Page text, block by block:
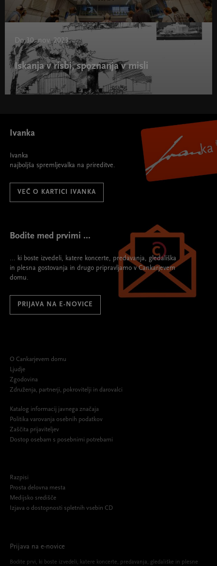
Do 30. nov. 2023
Iskanja v risbi, spoznanja v misli
Ivanka
Ivanka
najboljša spremljevalka na prireditve.
VEČ O KARTICI IVANKA
Bodite med prvimi ...
... ki boste izvedeli, katere koncerte, predavanja, gledališka
in plesna gostovanja in drugo pripravljamo v Cankarjevem
domu.
PRIJAVA NA E-NOVICE
O Cankarjevem domu
Ljudje
Zgodovina
Združenja, partnerji, pokrovitelji in darovalci
Katalog informacij javnega značaja
Politika varovanja osebnih podatkov
Zaščita prijaviteljev
Dostop osebam s posebnimi potrebami
Razpisi
Prosta delovna mesta
Medijsko središče
Izjava o dostopnosti spletnih vsebin CD
Prijava na e-novice
Bodite prvi, ki boste izvedeli, katere koncerte, predavanja, gledališke in plesne